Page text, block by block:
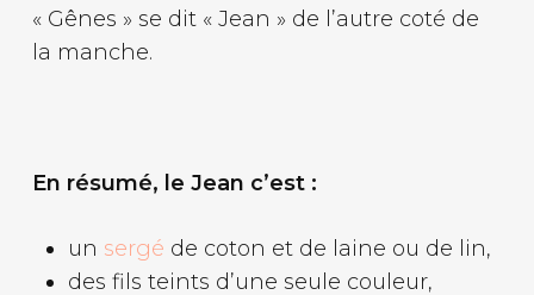
« Gênes » se dit « Jean » de l’autre coté de
la manche.
En résumé, le Jean c’est :
un sergé de coton et de laine ou de lin,
des fils teints d’une seule couleur,